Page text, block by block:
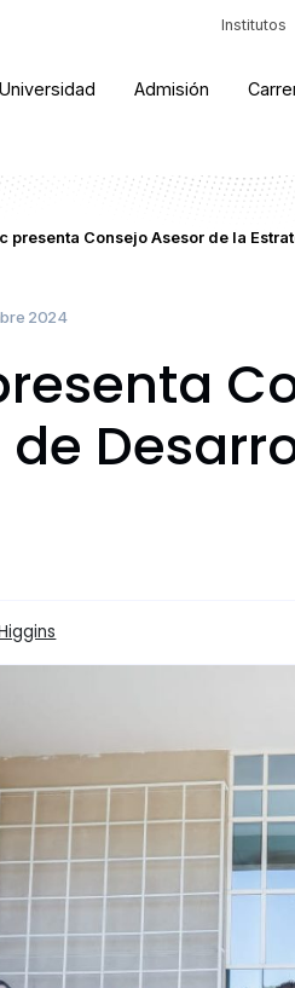
Institutos
Universidad Admisión
presenta Consejo Asesor de la
2024